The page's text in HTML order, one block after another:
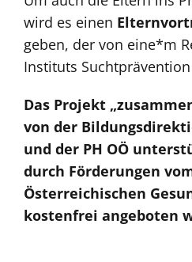
wird es einen
geben, der von eine*m
Instituts
Das Projekt
von der
und der PH OÖ
durch Förderungen
Österreichischen
kostenfrei angeboten